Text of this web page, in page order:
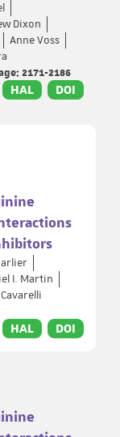
Dixon
Anne Voss
2171-2186
HAL DOI
I. Martin
HAL DOI